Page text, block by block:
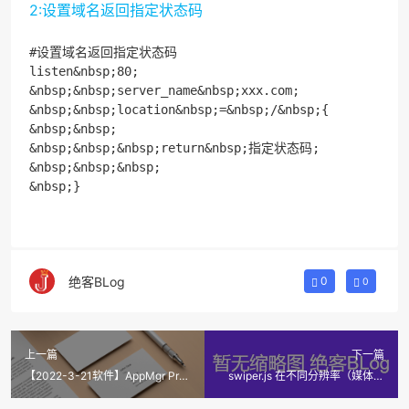
2:设置域名返回指定状态码
#设置域名返回指定状态码
listen&nbsp;80;
&nbsp;&nbsp;server_name&nbsp;xxx.com;
&nbsp;&nbsp;location&nbsp;=&nbsp;/&nbsp;{
&nbsp;&nbsp;
&nbsp;&nbsp;&nbsp;return&nbsp;指定状态码;
&nbsp;&nbsp;&nbsp;
&nbsp;}
绝客BLog 0 0
上一篇
【2022-3-21软件】AppMgr Pro
III (App 2 SD) 程序移到SD卡
下一篇
swiper.js 在不同分辨率（媒体查